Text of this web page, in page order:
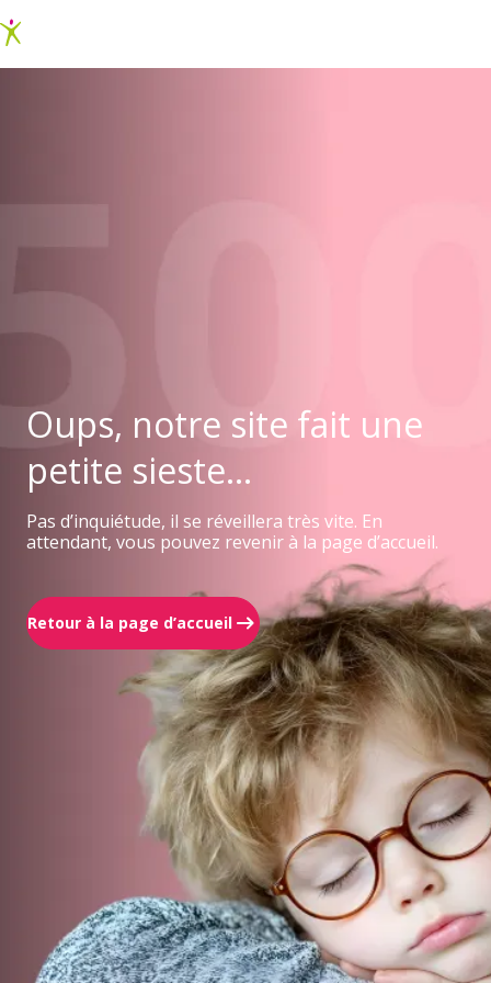
Oups, notre site fait une
petite sieste...
Pas d’inquiétude, il se réveillera très vite. En
attendant, vous pouvez revenir à la page d’accueil.
Retour à la page d’accueil